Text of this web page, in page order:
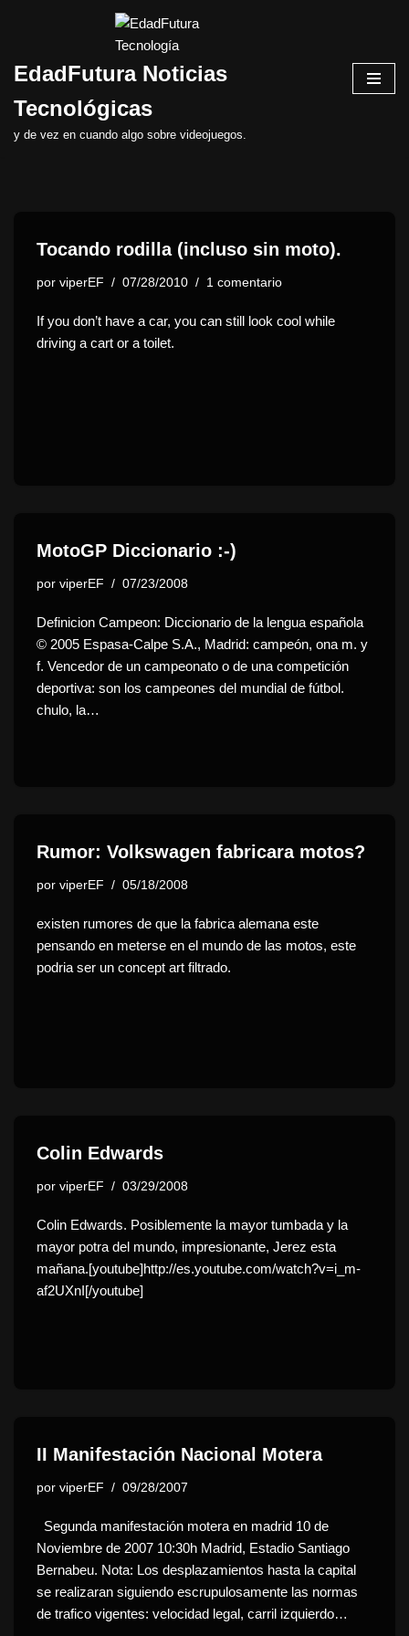
al
EdadFutura Noticias
Tecnológicas
y de vez en cuando algo sobre videojuegos.
Tocando rodilla (incluso sin moto).
por viperEF 07/28/2010 1 comentario
If you don’t have a car, you can still look cool while
driving a cart or a toilet.
MotoGP Diccionario :-)
por viperEF 07/23/2008
Definicion Campeon: Diccionario de la lengua española
© 2005 Espasa-Calpe S.A., Madrid: campeón, ona m. y
f. Vencedor de un campeonato o de una competición
deportiva: son los campeones del mundial de fútbol.
chulo, la…
Rumor: Volkswagen fabricara motos?
por viperEF 05/18/2008
existen rumores de que la fabrica alemana este
pensando en meterse en el mundo de las motos, este
podria ser un concept art filtrado.
Colin Edwards
por viperEF 03/29/2008
Colin Edwards. Posiblemente la mayor tumbada y la
mayor potra del mundo, impresionante, Jerez esta
mañana.[youtube]http://es.youtube.com/watch?v=i_m-
af2UXnI[/youtube]
II Manifestación Nacional Motera
por viperEF 09/28/2007
Segunda manifestación motera en madrid 10 de
Noviembre de 2007 10:30h Madrid, Estadio Santiago
Bernabeu. Nota: Los desplazamientos hasta la capital
se realizaran siguiendo escrupulosamente las normas
de trafico vigentes: velocidad legal, carril izquierdo…